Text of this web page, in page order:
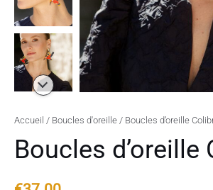
Accueil / Boucles d'oreille / Boucles d’oreille
Boucles d’oreille